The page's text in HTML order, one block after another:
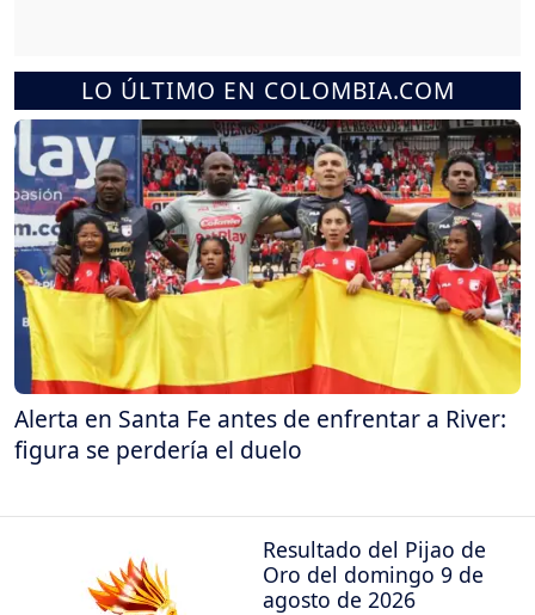
LO ÚLTIMO EN COLOMBIA.COM
Alerta en Santa Fe antes de enfrentar a River:
figura se perdería el duelo
Resultado del Pijao de
Oro del domingo 9 de
agosto de 2026